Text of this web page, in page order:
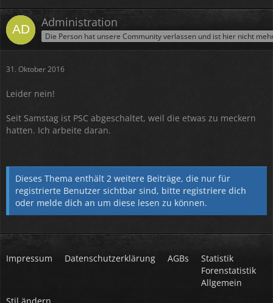
Administration
Die Person hat unsere Community verlassen und ist hier nicht
31. Oktober 2016
Leider nein!
Seit Samstag ist PSC abgeschaltet, weil die etwas zu meckern
hatten. Ich arbeite daran.
Dieses Thema enthält 2 weitere Beiträge, die nur für
registrierte Benutzer sichtbar sind, bitte registriere dich
oder melde dich an um diese lesen zu können.
Impressum Datenschutzerklärung AGBs
Statistik
Forenstatistik
Allgemein